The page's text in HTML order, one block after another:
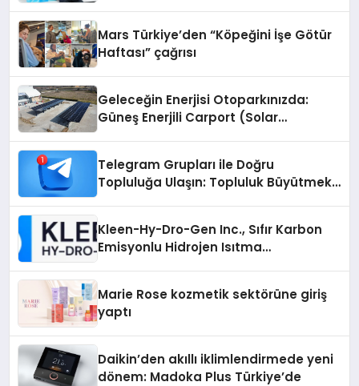
Mars Türkiye’den “Köpeğini İşe Götür
Haftası” çağrısı
Geleceğin Enerjisi Otoparkınızda:
Güneş Enerjili Carport (Solar
Telegram Grupları ile Doğru
Topluluğa Ulaşın: Topluluk Büyütmek
Kleen-Hy-Dro-Gen Inc., Sıfır Karbon
Emisyonlu Hidrojen Isıtma
Marie Rose kozmetik sektörüne giriş
yaptı
Daikin’den akıllı iklimlendirmede yeni
dönem: Madoka Plus Türkiye’de